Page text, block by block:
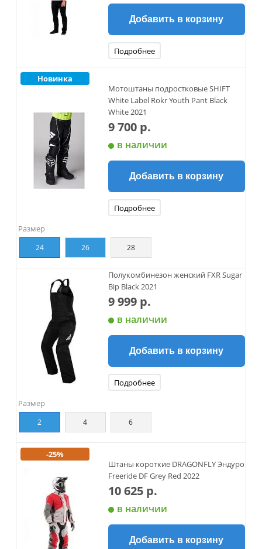
Добавить в корзину
Подробнее
Новинка
Мотоштаны подростковые SHIFT
White Label Rokr Youth Pant Black
White 2021
9 700 р.
в наличии
Добавить в корзину
Подробнее
Размер
24 26 28
Полукомбинезон женский FXR Sugar
Bip Black 2021
9 999 р.
в наличии
Добавить в корзину
Подробнее
Размер
2 4 6
-25%
Штаны короткие DRAGONFLY Эндуро
Freeride DF Grey Red 2022
10 625 р.
в наличии
Добавить в корзину